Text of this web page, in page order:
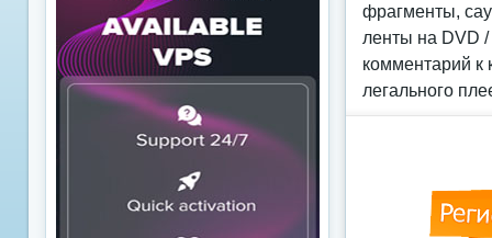
фрагменты,
ленты на DVD
комментарий к
легального